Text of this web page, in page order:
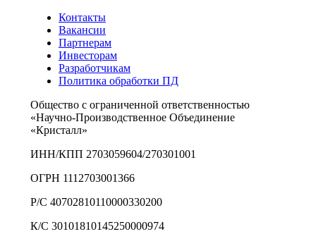
Контакты
Вакансии
Партнерам
Инвесторам
Разработчикам
Политика обработки ПД
Общество с ограниченной ответственностью
«Научно-Производственное Объединение
«Кристалл»
ИНН/КПП 2703059604/270301001
ОГРН 1112703001366
Р/С 40702810110000330200
К/С 30101810145250000974